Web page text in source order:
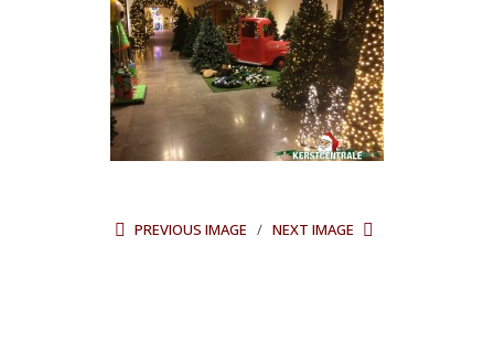
PREVIOUS IMAGE NEXT IMAGE